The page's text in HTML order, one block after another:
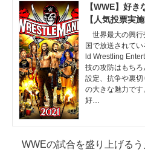
進化するPCとデバイスの未来
好きが集まる 比べて選べる
ビジネスと働き方のヒント
AI活用のいまが分かる
企業ITのトレンドを詳説
経営リーダーのコミュニティ
【WWE】好
【人気投票実
世界最大の興行
国で放送されて
ld Wrestling
技の攻防はもち
設定、抗争や裏
の大きな魅力で
好…
WWEの試合を盛り上げるう